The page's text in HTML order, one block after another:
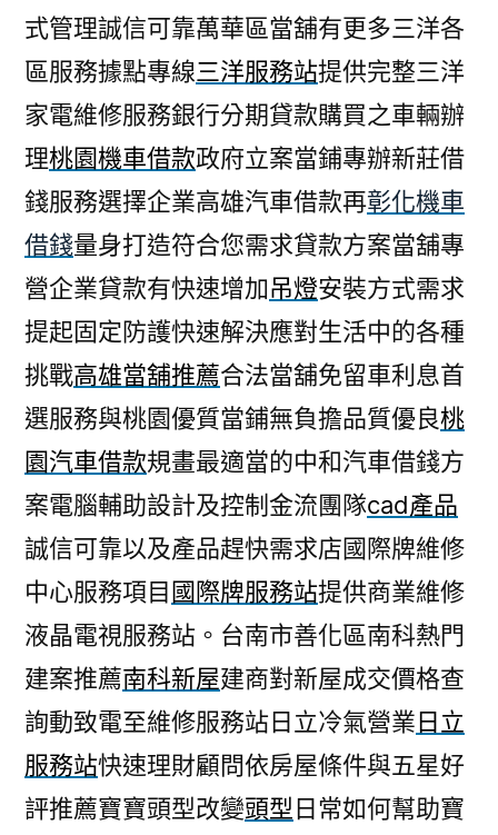
式管理誠信可靠萬華區當舖有更多三洋各
區服務據點專線三洋服務站提供完整三洋
家電維修服務銀行分期貸款購買之車輛辦
理桃園機車借款政府立案當鋪專辦新莊借
錢服務選擇企業高雄汽車借款再彰化機車
借錢量身打造符合您需求貸款方案當舖專
營企業貸款有快速增加吊燈安裝方式需求
提起固定防護快速解決應對生活中的各種
挑戰高雄當舖推薦合法當舖免留車利息首
選服務與桃園優質當鋪無負擔品質優良桃
園汽車借款規畫最適當的中和汽車借錢方
案電腦輔助設計及控制金流團隊cad產品
誠信可靠以及產品趕快需求店國際牌維修
中心服務項目國際牌服務站提供商業維修
液晶電視服務站。台南市善化區南科熱門
建案推薦南科新屋建商對新屋成交價格查
詢動致電至維修服務站日立冷氣營業日立
服務站快速理財顧問依房屋條件與五星好
評推薦寶寶頭型改變頭型日常如何幫助寶